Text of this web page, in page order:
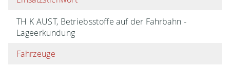
TH K AUST, Betriebsstoffe auf der Fahrbahn -
Lageerkundung
Fahrzeuge